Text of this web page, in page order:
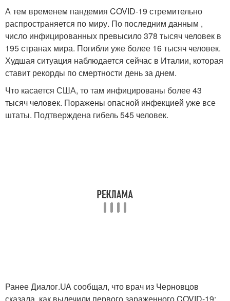
А тем временем пандемия COVID-19 стремительно
распространяется по миру. По последним данным ,
число инфицированных превысило 378 тысяч человек в
195 странах мира. Погибли уже более 16 тысяч человек.
Худшая ситуация наблюдается сейчас в Италии, которая
ставит рекорды по смертности день за днем.
Что касается США, то там инфицированы более 43
тысяч человек. Поражены опасной инфекцией уже все
штаты. Подтверждена гибель 545 человек.
Ранее Диалог.UA сообщал, что врач из Черновцов